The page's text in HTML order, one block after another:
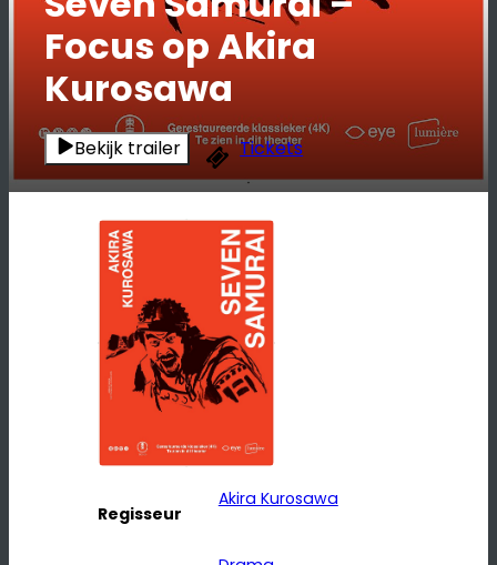
Focus op Akira
Kurosawa
Bekijk trailer Tickets
Regisseur
Akira Kurosawa